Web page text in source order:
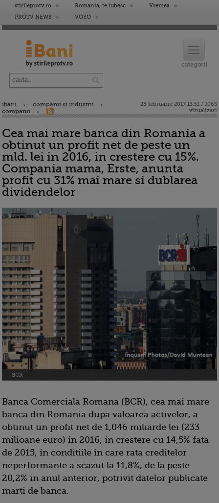
stirileprotv.ro Romania, te iubesc
Vremea
PROTV NEWS
VOYO
ibani
companii si industrii
companii
28 februarie 2017 13:51 / 1063
vizualizari
Cea mai mare banca din Romania a
obtinut un profit net de peste un
mld. lei in 2016, in crestere cu 15%.
Compania mama, Erste, anunta
profit cu 31% mai mare si dublarea
dividendelor
BCR
Banca Comerciala Romana (BCR), cea mai mare
banca din Romania dupa valoarea activelor, a
obtinut un profit net de 1,046 miliarde lei (233
milioane euro) in 2016, in crestere cu 14,5% fata
de 2015, in conditiile in care rata creditelor
neperformante a scazut la 11,8%, de la peste
20,2% in anul anterior, potrivit datelor publicate
marti de banca.